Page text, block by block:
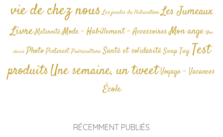
vie de chez nous Les jeudis de l'éducation Les Jumeaux
Livre Maternité Mode - Habillement - AccessoiresMon ange Non
classé Photo Pinterest Puériculture Santé et solidarité Swap TagTest
produitsUne semaine, un tweetVoyage - Vacances
École
RÉCEMMENT PUBLIÉS